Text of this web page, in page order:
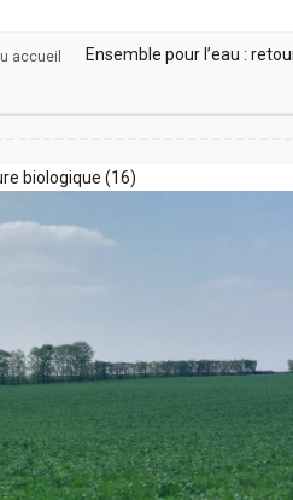
accueil
Ensemble pour l’eau :
biologique (16)